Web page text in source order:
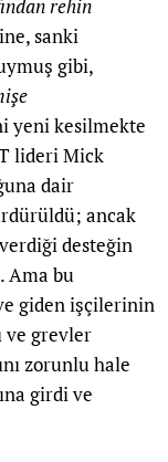
rehin
sanki
gibi,
yeni kesilmekte
lideri Mick
dair
ancak
desteğin
Ama bu
giden işçilerinin
ve grevler
zorunlu hale
girdi ve